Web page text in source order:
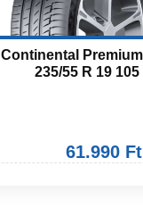
Continental
235/55 R 19 105
61.990 Ft